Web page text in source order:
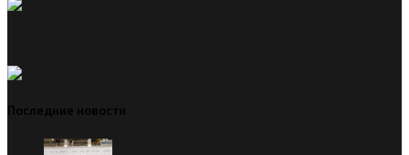
Последние новости